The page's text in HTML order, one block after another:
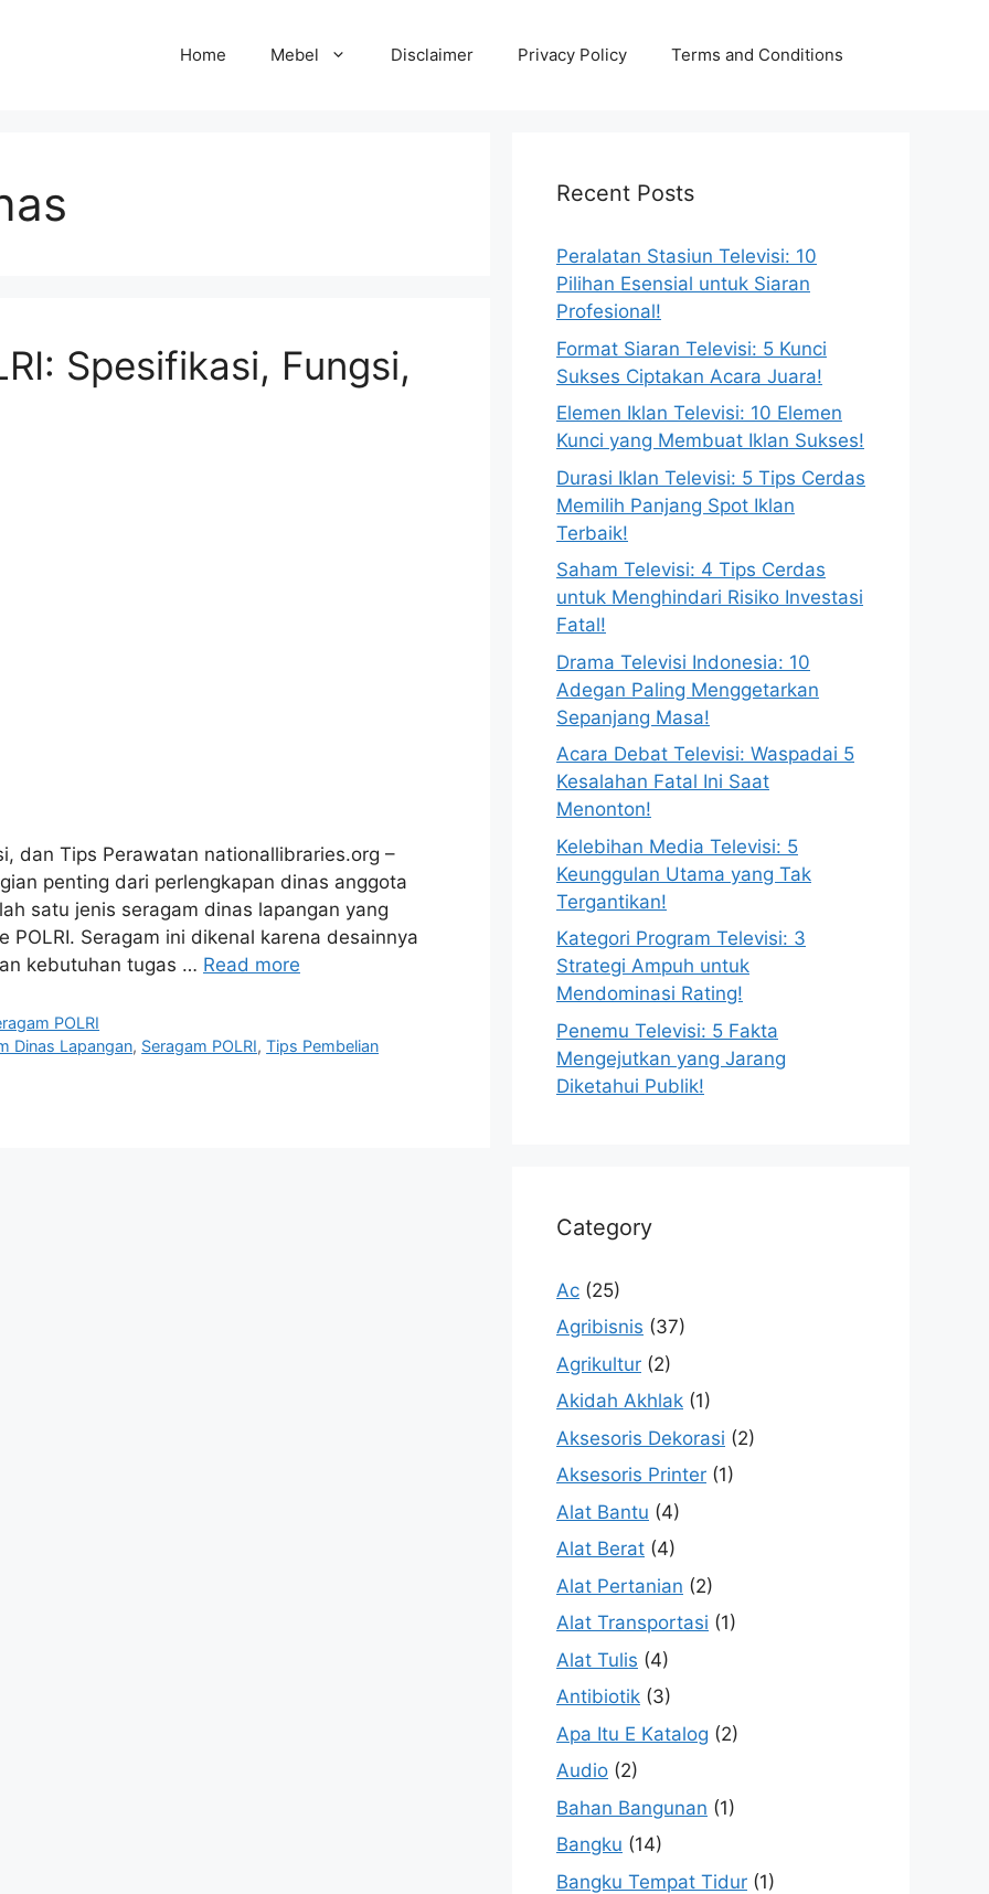
Home Mebel Disclaimer Privacy Policy Terms and Conditions
Spesifikasi, Fungsi,
dan Tips Perawatan nationallibraries.org –
penting dari perlengkapan dinas anggota
satu jenis seragam dinas lapangan yang
POLRI. Seragam ini dikenal karena desainnya
kebutuhan tugas … Read more
POLRI
Dinas Lapangan, Seragam POLRI,Tips Pembelian
Recent Posts
Peralatan Stasiun Televisi: 10
Pilihan Esensial untuk Siaran
Profesional!
Format Siaran Televisi: 5 Kunci
Sukses Ciptakan Acara Juara!
Elemen Iklan Televisi: 10 Elemen
Kunci yang Membuat Iklan Sukses!
Durasi Iklan Televisi: 5 Tips Cerdas
Memilih Panjang Spot Iklan
Terbaik!
Saham Televisi: 4 Tips Cerdas
untuk Menghindari Risiko Investasi
Fatal!
Drama Televisi Indonesia: 10
Adegan Paling Menggetarkan
Sepanjang Masa!
Acara Debat Televisi: Waspadai 5
Kesalahan Fatal Ini Saat
Menonton!
Kelebihan Media Televisi: 5
Keunggulan Utama yang Tak
Tergantikan!
Kategori Program Televisi: 3
Strategi Ampuh untuk
Mendominasi Rating!
Penemu Televisi: 5 Fakta
Mengejutkan yang Jarang
Diketahui Publik!
Category
Ac (25)
Agribisnis (37)
Agrikultur (2)
Akidah Akhlak (1)
Aksesoris Dekorasi (2)
Aksesoris Printer (1)
Alat Bantu (4)
Alat Berat (4)
Alat Pertanian (2)
Alat Transportasi (1)
Alat Tulis (4)
Antibiotik (3)
Apa Itu E Katalog (2)
Audio (2)
Bahan Bangunan (1)
Bangku (14)
Bangku Tempat Tidur (1)